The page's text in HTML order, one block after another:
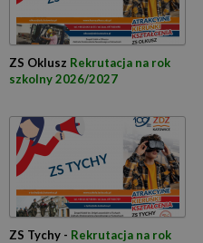
ZS Oklusz Rekrutacja na rok
szkolny 2026/2027
ZS Tychy - Rekrutacja na rok